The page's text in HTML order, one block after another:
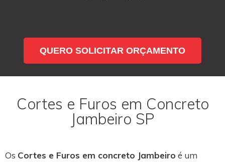
QUERO SOLICITAR ORÇAMENTO
Cortes e Furos em Concreto
Jambeiro SP
Os Cortes e Furos em concreto Jambeiro é um